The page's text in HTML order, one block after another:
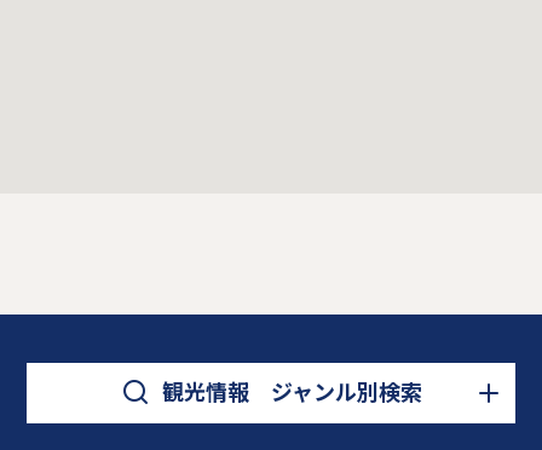
観光情報 ジャンル別検索